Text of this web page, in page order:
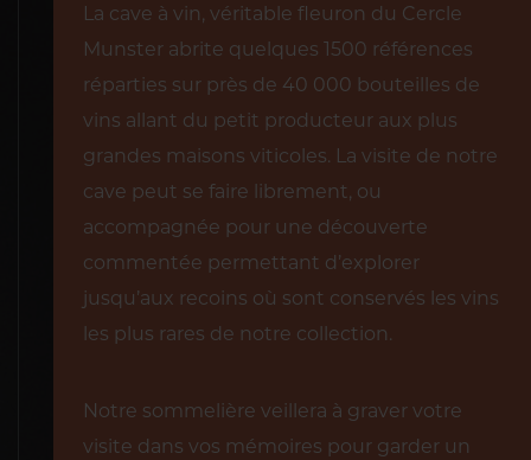
La cave à vin, véritable fleuron du Cercle
Munster abrite quelques 1500 références
réparties sur près de 40 000 bouteilles de
vins allant du petit producteur aux plus
grandes maisons viticoles. La visite de notre
cave peut se faire librement, ou
accompagnée pour une découverte
commentée permettant d’explorer
jusqu’aux recoins où sont conservés les vins
les plus rares de notre collection.
Notre sommelière veillera à graver votre
visite dans vos mémoires pour garder un